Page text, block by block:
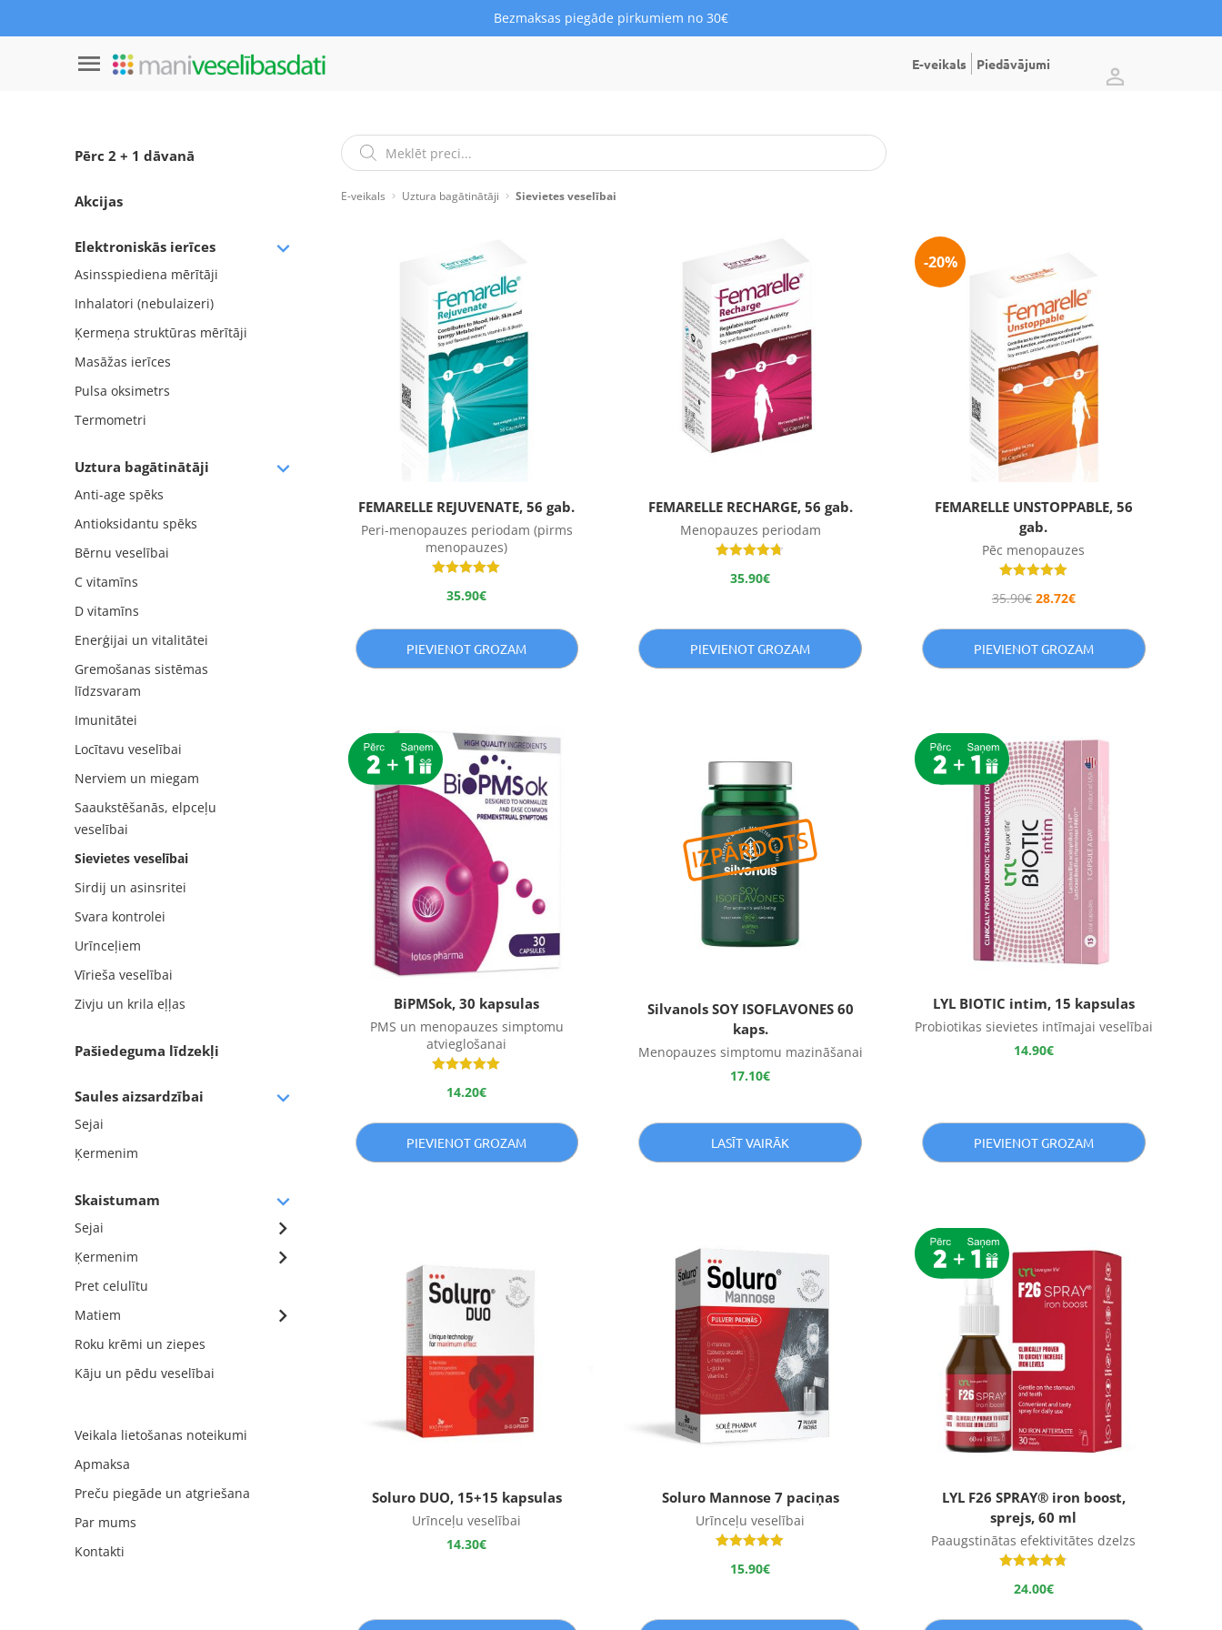
Bezmaksas piegāde pirkumiem no 30€
E-veikals Piedāvājumi
Pērc 2 + 1 dāvanā
Akcijas
Elektroniskās ierīces
Asinsspiediena mērītāji
Inhalatori (nebulaizeri)
Ķermeņa struktūras mērītāji
Masāžas ierīces
Pulsa oksimetrs
Termometri
Uztura bagātinātāji
Anti-age spēks
Antioksidantu spēks
Bērnu veselībai
C vitamīns
D vitamīns
Enerģijai un vitalitātei
Gremošanas sistēmas
līdzsvaram
Imunitātei
Locītavu veselībai
Nerviem un miegam
Saaukstēšanās, elpceļu
veselībai
Sievietes veselībai
Sirdij un asinsritei
Svara kontrolei
Urīnceļiem
Vīrieša veselībai
Zivju un krila eļļas
Pašiedeguma līdzekļi
Saules aizsardzībai
Sejai
Ķermenim
Skaistumam
Sejai
Ķermenim
Pret celulītu
Matiem
Roku krēmi un ziepes
Kāju un pēdu veselībai
Veikala lietošanas noteikumi
Apmaksa
Preču piegāde un atgriešana
Par mums
Kontakti
E-veikals Uztura bagātinātāji Sievietes veselībai
FEMARELLE REJUVENATE, 56 gab.
Peri-menopauzes periodam (pirms
menopauzes)
ar
35.90€
PIEVIENOT GROZAM
FEMARELLE RECHARGE, 56 gab.
Menopauzes periodam
ar
35.90€
PIEVIENOT GROZAM
-20%
FEMARELLE UNSTOPPABLE, 56
gab.
Pēc menopauzes
ar
no 5
35.90€ 28.72€
PIEVIENOT GROZAM
BiPMSok, 30 kapsulas
PMS un menopauzes simptomu
atvieglošanai
ar
no 5
14.20€
PIEVIENOT GROZAM
Silvanols SOY ISOFLAVONES 60
kaps.
Menopauzes simptomu mazināšanai
17.10€
LASĪT VAIRĀK
LYL BIOTIC intim, 15 kapsulas
Probiotikas sievietes intīmajai veselībai
14.90€
PIEVIENOT GROZAM
Soluro DUO, 15+15 kapsulas
Urīnceļu veselībai
14.30€
Soluro Mannose 7 paciņas
Urīnceļu veselībai
ar
15.90€
LYL F26 SPRAY® iron boost,
sprejs, 60 ml
Paaugstinātas efektivitātes dzelzs
ar
no 5
24.00€